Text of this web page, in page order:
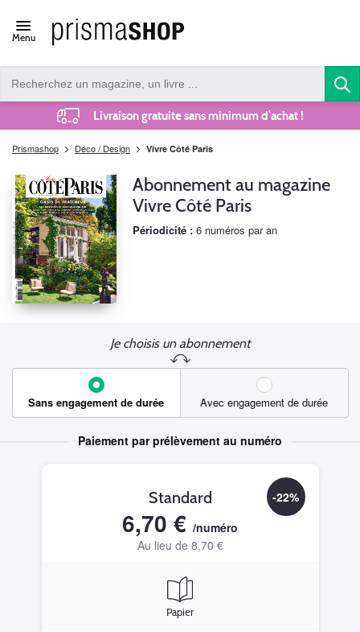
Open/close
navigation
Menu
Livraison gratuite sans minimum d’achat !
Prismashop Déco / Design Vivre Côté Paris
Abonnement au magazine
Vivre Côté Paris
Périodicité : 6 numéros par an
Je choisis un abonnement
Sans engagement de durée Avec engagement de durée
Paiement par prélèvement au numéro
-22%
Standard
6,70 € /numéro
Au lieu de 8,70 €
Papier